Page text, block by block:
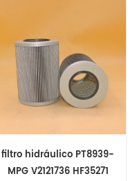
filtro hidráulico PT8939-
MPG V2121736 HF35271